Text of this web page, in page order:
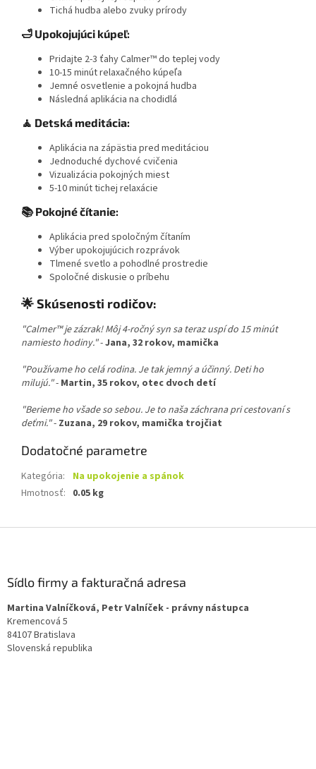
Tichá hudba alebo zvuky prírody
🛁 Upokojujúci kúpeľ:
Pridajte 2-3 ťahy Calmer™ do teplej vody
10-15 minút relaxačného kúpeľa
Jemné osvetlenie a pokojná hudba
Následná aplikácia na chodidlá
🧘 Detská meditácia:
Aplikácia na zápästia pred meditáciou
Jednoduché dychové cvičenia
Vizualizácia pokojných miest
5-10 minút tichej relaxácie
📚 Pokojné čítanie:
Aplikácia pred spoločným čítaním
Výber upokojujúcich rozprávok
Tlmené svetlo a pohodlné prostredie
Spoločné diskusie o príbehu
🌟 Skúsenosti rodičov:
"Calmer™ je zázrak! Môj 4-ročný syn sa teraz uspí do 15 minút
namiesto hodiny."-Jana, 32 rokov, mamička
"Používame ho celá rodina. Je tak jemný a účinný. Deti ho
milujú."- Martin, 35 rokov, otec dvoch detí
"Berieme ho všade so sebou. Je to naša záchrana pri cestovaní s
deťmi."- Zuzana, 29 rokov, mamička trojčiat
Dodatočné parametre
Kategória:
Na upokojenie a spánok
Hmotnosť: 0.05 kg
Sídlo firmy a fakturačná adresa
Martina Valníčková, Petr Valníček - právny nástupca
Kremencová 5
84107 Bratislava
Slovenská republika